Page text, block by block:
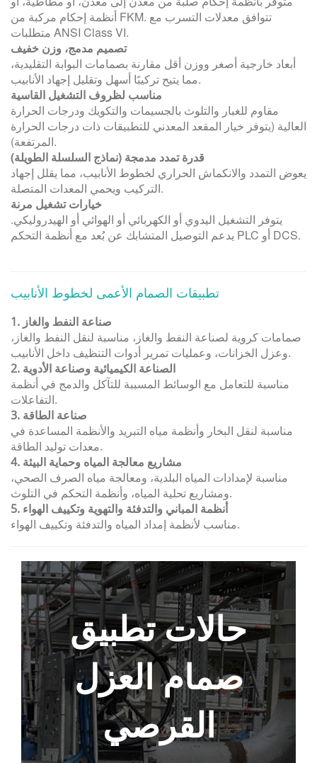
أنظمة إحكام مركبة من FKM. تتوافق معدلات التسرب مع
متطلبات ANSI Class VI.
تصميم مدمج، وزن خفيف
أبعاد خارجية أصغر ووزن أقل مقارنة بصمامات البوابة التقليدية،
مما يتيح تركيبًا أسهل وتقليل إجهاد الأنابيب.
مناسب لظروف التشغيل القاسية
مقاوم للغبار والتلوث بالجسيمات والتكويك ودرجات الحرارة
العالية (يتوفر خيار المقعد المعدني للتطبيقات ذات درجات الحرارة
المرتفعة).
قدرة تمدد مدمجة (نماذج السلسلة الطويلة)
يعوض التمدد والانكماش الحراري لخطوط الأنابيب، مما يقلل إجهاد
التركيب ويحمي المعدات المتصلة.
خيارات تشغيل مرنة
يتوفر التشغيل اليدوي أو الكهربائي أو الهوائي أو الهيدروليكي.
يدعم التوصيل المتشابك عن بُعد مع أنظمة التحكم PLC أو DCS.
تطبيقات الصمام الأعمى لخطوط الأنابيب
1. صناعة النفط والغاز
صمامات كروية لصناعة النفط والغاز، مناسبة لنقل النفط والغاز،
وعزل الخزانات، وعمليات تمرير أدوات التنظيف داخل الأنابيب.
2. الصناعة الكيميائية وصناعة الأدوية
مناسبة للتعامل مع الوسائط المسببة للتآكل والدمج في أنظمة
التفاعلات.
3. صناعة الطاقة
مناسبة لنقل البخار وأنظمة مياه التبريد والأنظمة المساعدة في
معدات توليد الطاقة.
4. مشاريع معالجة المياه وحماية البيئة
مناسبة لإمدادات المياه البلدية، ومعالجة مياه الصرف الصحي،
ومشاريع تحلية المياه، وأنظمة التحكم في التلوث.
5. أنظمة المباني والتدفئة والتهوية وتكييف الهواء
مناسب لأنظمة إمداد المياه والتدفئة وتكييف الهواء.
حالات تطبيق
صمام العزل
القرصي